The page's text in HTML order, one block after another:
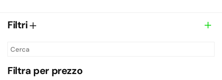
Filtri
Filtra per prezzo